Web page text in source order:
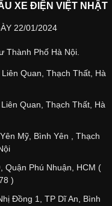
XE ĐIỆN VIỆT NHẬT
22/01/2024
Thành Phố Hà Nội.
Quan, Thạch Thất, Hà
Quan, Thạch Thất, Hà
Mỹ, Bình Yên , Thạch
Quận Phú Nhuận, HCM (
)
Đồng 1, TP Dĩ An, Bình